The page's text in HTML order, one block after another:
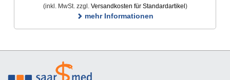
(inkl. MwSt. zzgl. Versandkosten für Standardartikel )
mehr Informationen